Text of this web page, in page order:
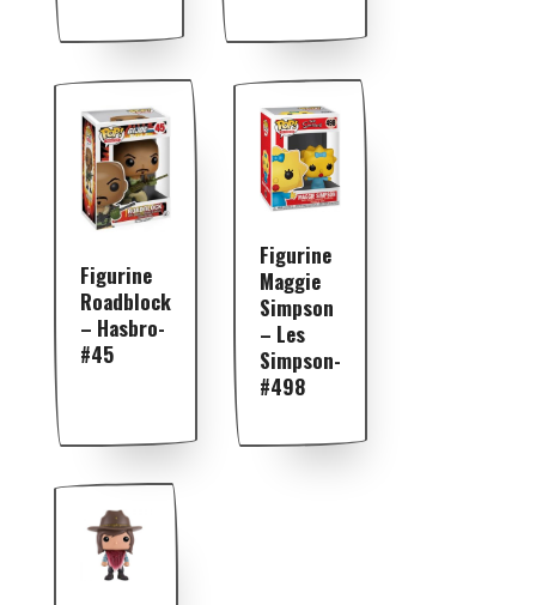
Figurine
Roadblock
– Hasbro-
#45
Figurine
Maggie
Simpson
– Les
Simpson-
#498